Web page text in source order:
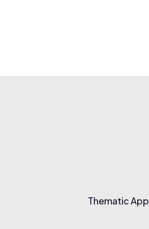
Thematic App